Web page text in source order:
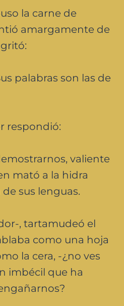
la carne de
amargamente de
palabras son las de
respondió:
valiente
mató a la hidra
sus lenguas.
, tartamudeó el
como una hoja
la cera, -¿no ves
imbécil que ha